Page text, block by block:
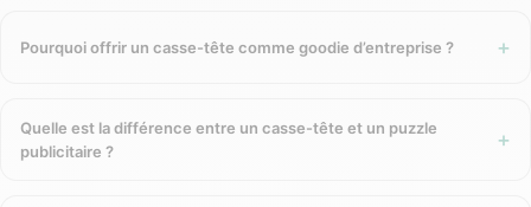
cohérents avec le positionnement de la marque. Ces
élégante sur bois. C’est la proposition opposée du gadget
plastique jetable : un objet de réflexion, fabriqué dans des
Pourquoi offrir un casse-tête comme goodie d’entreprise ?
Quelle est la différence entre un casse-tête et un puzzle
publicitaire ?